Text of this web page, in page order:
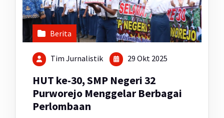
Berita
Tim Jurnalistik 29 Okt 2025
HUT ke-30, SMP Negeri 32
Purworejo Menggelar Berbagai
Perlombaan